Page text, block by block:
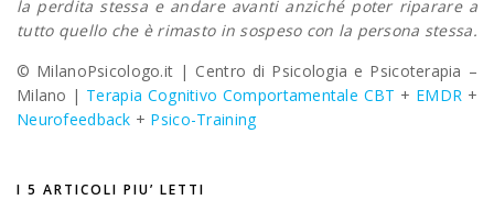
la perdita stessa e andare avanti anziché poter riparare a
tutto quello che è rimasto in sospeso con la persona stessa.
© MilanoPsicologo.it | Centro di Psicologia e Psicoterapia –
Milano | Terapia Cognitivo Comportamentale CBT + EMDR +
Neurofeedback + Psico-Training
I 5 ARTICOLI PIU’ LETTI